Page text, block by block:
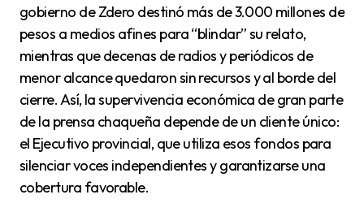
gobierno de Zdero destinó más de 3.000 millones de
pesos a medios afines para “blindar” su relato,
mientras que decenas de radios y periódicos de
menor alcance quedaron sin recursos y al borde del
cierre. Así, la supervivencia económica de gran parte
de la prensa chaqueña depende de un cliente único:
el Ejecutivo provincial, que utiliza esos fondos para
silenciar voces independientes y garantizarse una
cobertura favorable.